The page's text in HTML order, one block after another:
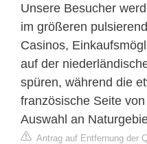
Unsere Besucher
im größeren
Casinos,
auf der
spüren, während die
französische Seite
Auswahl an
Antrag auf Entfernung der